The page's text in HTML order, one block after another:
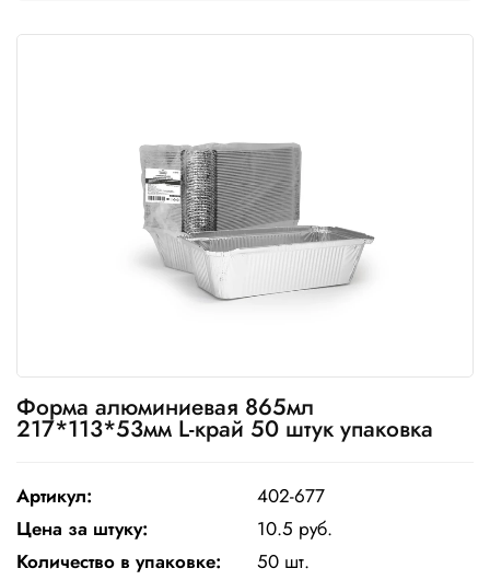
посуда
выпекания
Пленка
и скотч
Бытовая
химия
Канцтовары
Форма алюминиевая 865мл
217*113*53мм L-край 50 штук упаковка
Артикул:
402-677
Цена за штуку:
10.5 руб.
Количество в упаковке:
50 шт.